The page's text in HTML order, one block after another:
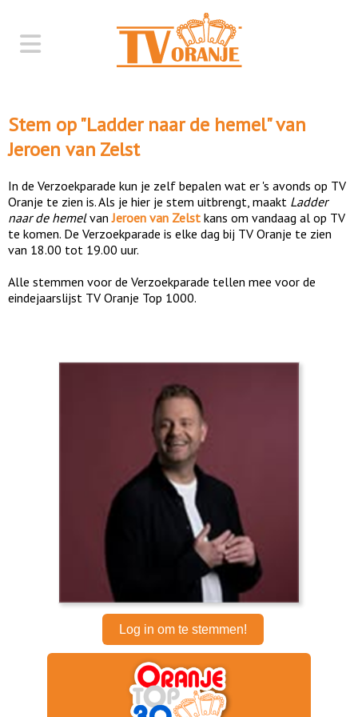
Stem op "Ladder naar de hemel" van
Jeroen van Zelst
In de Verzoekparade kun je zelf bepalen wat er 's avonds op TV
Oranje te zien is. Als je hier je stem uitbrengt, maakt Ladder
naar de hemelvanJeroen van Zelst kans om vandaag al op TV
te komen. De Verzoekparade is elke dag bij TV Oranje te zien
van 18.00 tot 19.00 uur.
Alle stemmen voor de Verzoekparade tellen mee voor de
eindejaarslijst TV Oranje Top 1000.
Log in om te stemmen!